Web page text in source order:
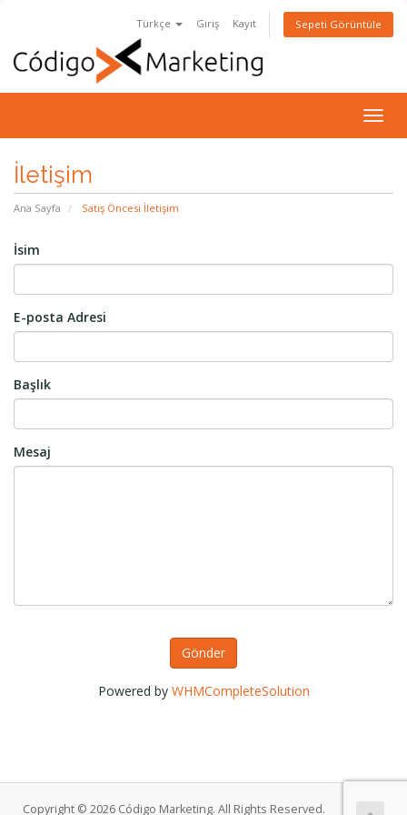
Türkçe Giriş Kayıt Sepeti Görüntüle
İletişim
Ana Sayfa Satış Öncesi İletişim
İsim
E-posta Adresi
Başlık
Mesaj
Gönder
Powered by WHMCompleteSolution
Copyright © 2026 Código Marketing. All Rights Reserved.